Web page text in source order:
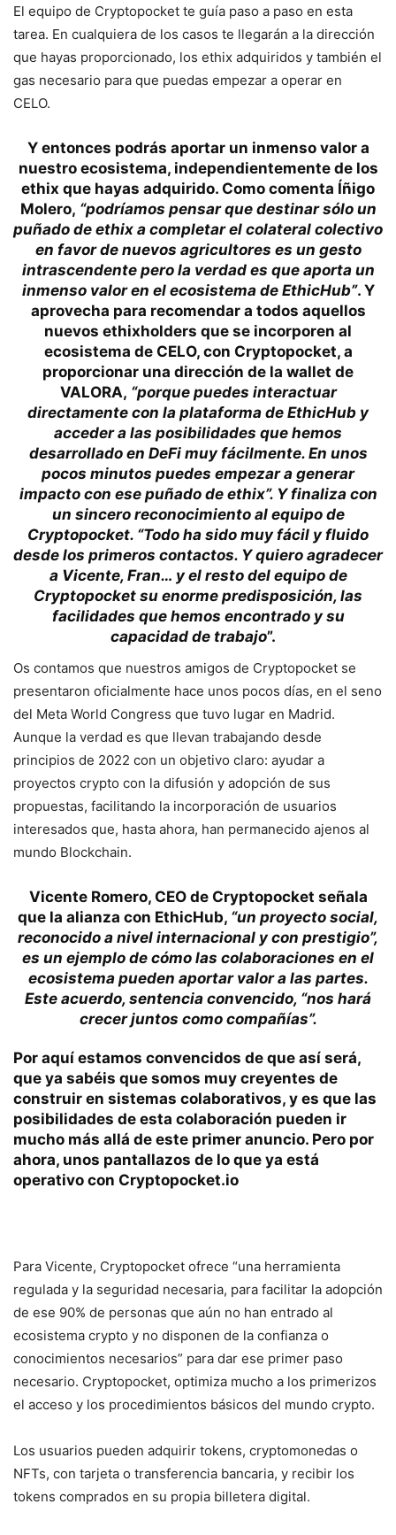
El equipo de Cryptopocket te guía paso a paso en esta
tarea. En cualquiera de los casos te llegarán a la dirección
que hayas proporcionado, los ethix adquiridos y también el
gas necesario para que puedas empezar a operar en
CELO.
Y entonces podrás aportar un inmenso valor a
nuestro ecosistema, independientemente de los
ethix que hayas adquirido. Como comenta Íñigo
Molero, “podríamos pensar que destinar sólo un
puñado de ethix a completar el colateral colectivo
en favor de nuevos agricultores es un gesto
intrascendente pero la verdad es que aporta un
inmenso valor en el ecosistema de EthicHub”. Y
aprovecha para recomendar a todos aquellos
nuevos ethixholders que se incorporen al
ecosistema de CELO, con Cryptopocket, a
proporcionar una dirección de la wallet de
VALORA, “porque puedes interactuar
directamente con la plataforma de EthicHub y
acceder a las posibilidades que hemos
desarrollado en DeFi muy fácilmente. En unos
pocos minutos puedes empezar a generar
impacto con ese puñado de ethix”. Y finaliza con
un sincero reconocimiento al equipo de
Cryptopocket. “Todo ha sido muy fácil y fluido
desde los primeros contactos. Y quiero agradecer
a Vicente, Fran… y el resto del equipo de
Cryptopocket su enorme predisposición, las
facilidades que hemos encontrado y su
capacidad de trabajo”.
Os contamos que nuestros amigos de Cryptopocket se
presentaron oficialmente hace unos pocos días, en el seno
del Meta World Congress que tuvo lugar en Madrid.
Aunque la verdad es que llevan trabajando desde
principios de 2022 con un objetivo claro: ayudar a
proyectos crypto con la difusión y adopción de sus
propuestas, facilitando la incorporación de usuarios
interesados que, hasta ahora, han permanecido ajenos al
mundo Blockchain.
Vicente Romero, CEO de Cryptopocket señala
que la alianza con EthicHub, “un proyecto social,
reconocido a nivel internacional y con prestigio”,
es un ejemplo de cómo las colaboraciones en el
ecosistema pueden aportar valor a las partes.
Este acuerdo, sentencia convencido, “nos hará
crecer juntos como compañías”.
Por aquí estamos convencidos de que así será,
que ya sabéis que somos muy creyentes de
construir en sistemas colaborativos, y es que las
posibilidades de esta colaboración pueden ir
mucho más allá de este primer anuncio. Pero por
ahora, unos pantallazos de lo que ya está
operativo con Cryptopocket.io
Para Vicente, Cryptopocket ofrece “una herramienta
regulada y la seguridad necesaria, para facilitar la adopción
de ese 90% de personas que aún no han entrado al
ecosistema crypto y no disponen de la confianza o
conocimientos necesarios” para dar ese primer paso
necesario. Cryptopocket, optimiza mucho a los primerizos
el acceso y los procedimientos básicos del mundo crypto.
Los usuarios pueden adquirir tokens, cryptomonedas o
NFTs, con tarjeta o transferencia bancaria, y recibir los
tokens comprados en su propia billetera digital.